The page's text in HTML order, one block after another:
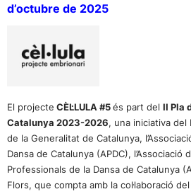
d’octubre de 2025
El projecte CÈL·LULA #5és part del II Pla
Catalunya 2023-2026, una iniciativa
de la Generalitat de Catalunya,
Dansa de Catalunya (APDC), l’Associació
Professionals de la Dansa de Catalunya
Flors, que compta amb la col·laboració